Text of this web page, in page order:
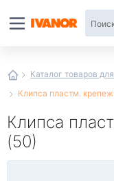
Каталог товаров
Клипса пластм.
Клипса
(50)